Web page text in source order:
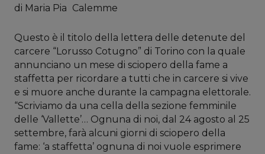
di Maria Pia Calemme
Questo è il titolo della lettera delle detenute del
carcere “Lorusso Cotugno” di Torino con la quale
annunciano un mese di sciopero della fame a
staffetta per ricordare a tutti che in carcere si vive
e si muore anche durante la campagna elettorale.
“Scriviamo da una cella della sezione femminile
delle ‘Vallette’… Ognuna di noi, dal 24 agosto al 25
settembre, farà alcuni giorni di sciopero della
fame: ‘a staffetta’ ognuna di noi vuole esprimere